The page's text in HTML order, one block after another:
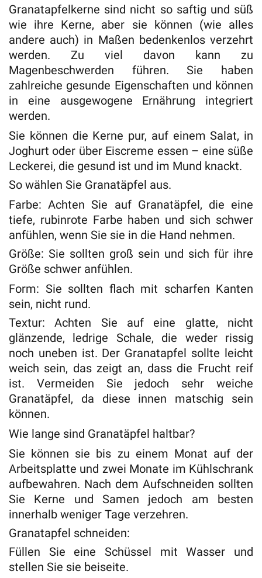
Granatapfelkerne sind nicht so saftig und süß
wie ihre Kerne, aber sie können (wie alles
andere auch) in Maßen bedenkenlos verzehrt
werden. Zu viel davon kann zu
Magenbeschwerden führen. Sie haben
zahlreiche gesunde Eigenschaften und können
in eine ausgewogene Ernährung integriert
werden.
Sie können die Kerne pur, auf einem Salat, in
Joghurt oder über Eiscreme essen – eine süße
Leckerei, die gesund ist und im Mund knackt.
So wählen Sie Granatäpfel aus.
Farbe: Achten Sie auf Granatäpfel, die eine
tiefe, rubinrote Farbe haben und sich schwer
anfühlen, wenn Sie sie in die Hand nehmen.
Größe: Sie sollten groß sein und sich für ihre
Größe schwer anfühlen.
Form: Sie sollten flach mit scharfen Kanten
sein, nicht rund.
Textur: Achten Sie auf eine glatte, nicht
glänzende, ledrige Schale, die weder rissig
noch uneben ist. Der Granatapfel sollte leicht
weich sein, das zeigt an, dass die Frucht reif
ist. Vermeiden Sie jedoch sehr weiche
Granatäpfel, da diese innen matschig sein
können.
Wie lange sind Granatäpfel haltbar?
Sie können sie bis zu einem Monat auf der
Arbeitsplatte und zwei Monate im Kühlschrank
aufbewahren. Nach dem Aufschneiden sollten
Sie Kerne und Samen jedoch am besten
innerhalb weniger Tage verzehren.
Granatapfel schneiden:
Füllen Sie eine Schüssel mit Wasser und
stellen Sie sie beiseite.